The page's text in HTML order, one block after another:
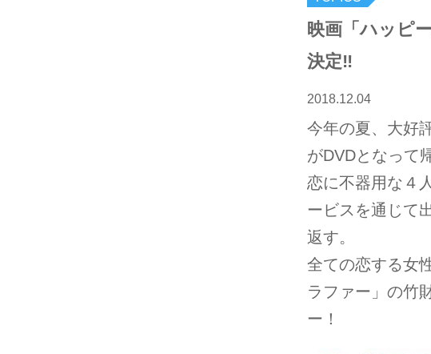
映画「ハッピ
決定‼
2018.12.04
今年の夏、大好
がDVDとなって
恋に不器用な４
ービスを通じて
返す。
全ての恋する女
ラファー」の竹
ー！